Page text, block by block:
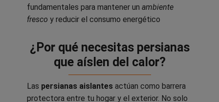
fundamentales para mantener un ambiente
fresco y reducir el consumo energético
¿Por qué necesitas persianas
que aíslen del calor?
Las persianas aislantes actúan como barrera
protectora entre tu hogar y el exterior. No solo